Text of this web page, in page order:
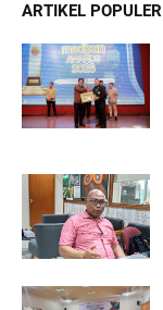
ARTIKEL POPULER